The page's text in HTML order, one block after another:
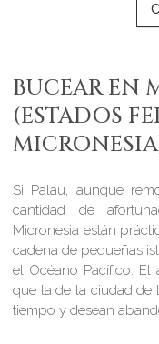
BUCEAR EN
(ESTADOS
Si Palau, aunque
cantidad de
Micronesia están
cadena de pequeñas
el Océano Pacífico. El
que la de la ciudad de
tiempo y desean